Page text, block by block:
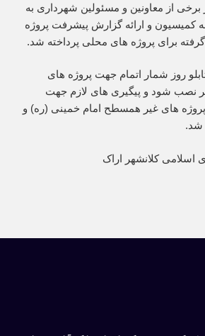
از معاونین و مسئولین شهرداری به
کمیسیون و ارائه گزارش پیشرفت پروژه
برای پروژه های محلی پرداخته شد.
روز شمار اتمام جهت پروژه های
نصب شود و پیگیری های لازم جهت
های غیر همسطح امام خمینی (ره) و
شد.
اسلامی کلانشهر اراک